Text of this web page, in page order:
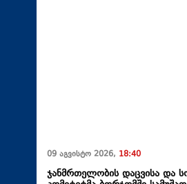
09 აგვისტო 2026, 18:40
ჯანმრთელობის დაცვისა და